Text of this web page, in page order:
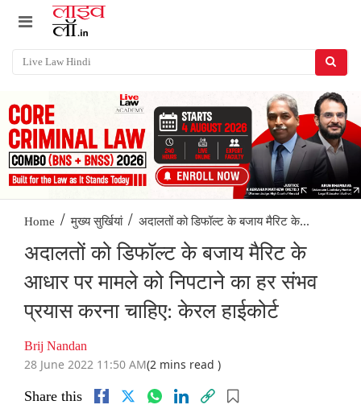
Home / मुख्य सुर्खियां / अदालतों को डिफॉल्ट के बजाय मैरिट के...
अदालतों को डिफॉल्ट के बजाय मैरिट के
आधार पर मामले को निपटाने का हर संभव
प्रयास करना चाहिए: केरल हाईकोर्ट
Brij Nandan
28 June 2022 11:50 AM(2 mins read )
Share this